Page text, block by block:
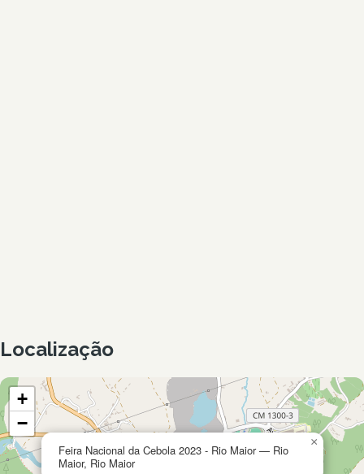
Localização
Feira Nacional da Cebola 2023 - Rio Maior — Rio
Maior, Rio Maior
×
+
−